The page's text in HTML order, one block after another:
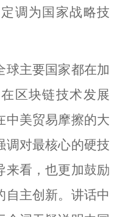
调为国家战略技
球主要国家都在加
区块链技术发展
中美贸易摩擦的大
调对最核心的硬技
来看，也更加鼓励
自主创新。讲话中